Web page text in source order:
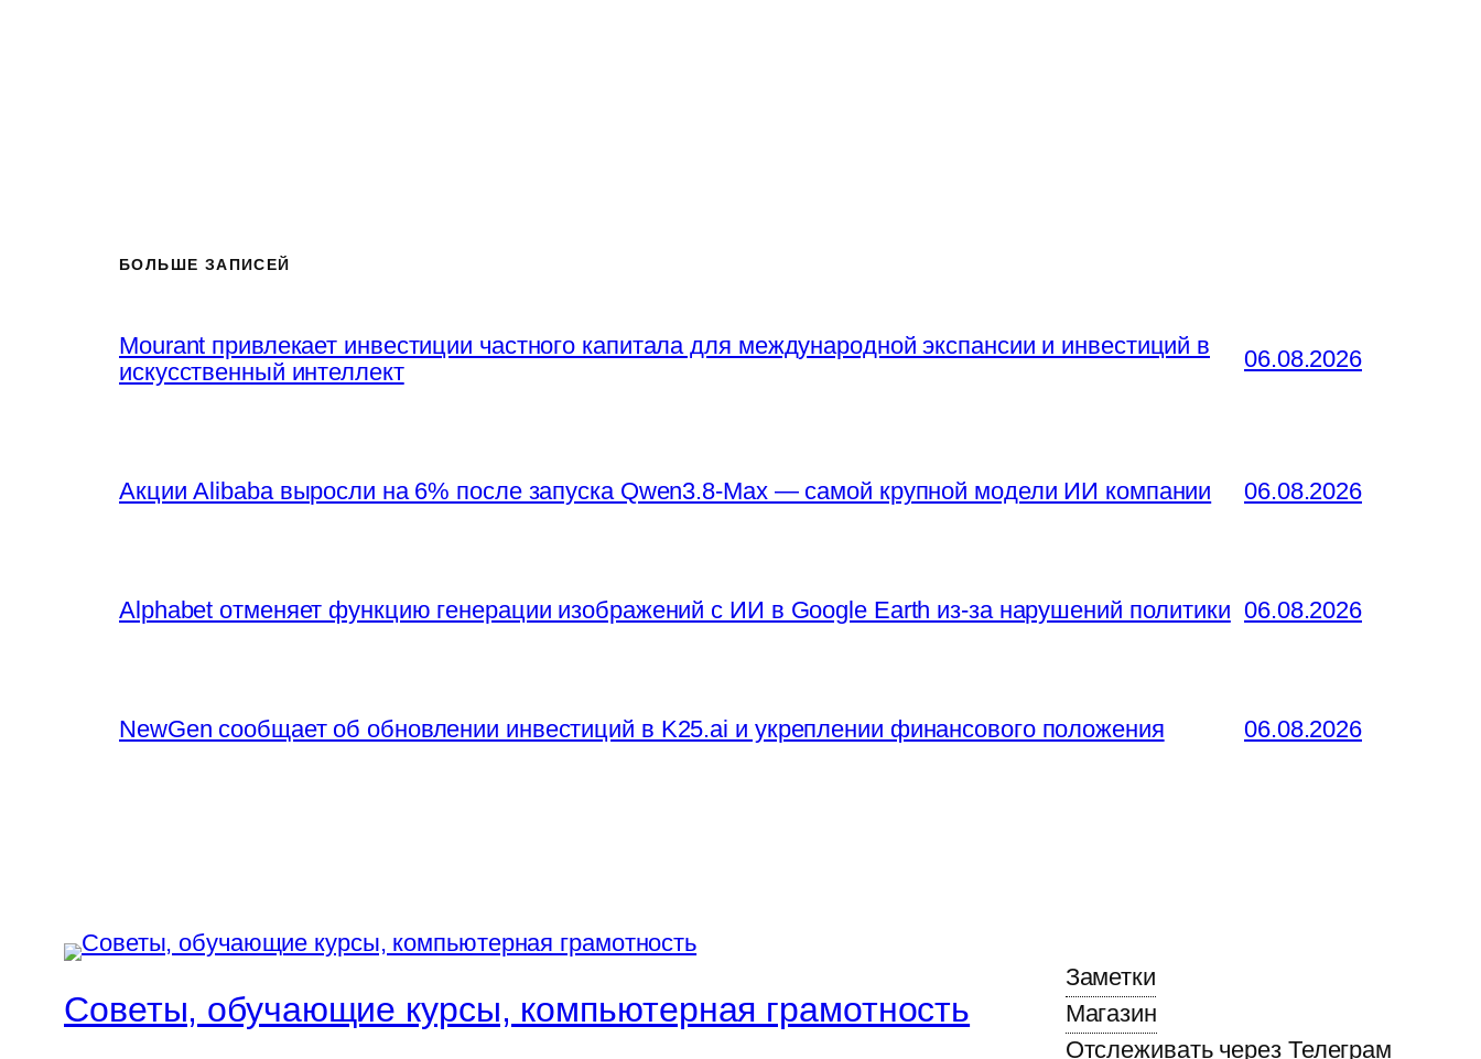
БОЛЬШЕ ЗАПИСЕЙ
Mourant привлекает инвестиции частного капитала для международной экспансии и инвестиций в
искусственный интеллект
06.08.2026
Акции Alibaba выросли на 6% после запуска Qwen3.8-Max — самой крупной модели ИИ компании 06.08.2026
Alphabet отменяет функцию генерации изображений с ИИ в Google Earth из-за нарушений политики 06.08.2026
NewGen сообщает об обновлении инвестиций в K25.ai и укреплении финансового положения 06.08.2026
Советы, обучающие курсы, компьютерная грамотность
Заметки
Магазин
Отслеживать через Телеграм